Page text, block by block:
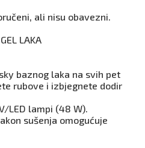
ali nisu obavezni.
LAKA
baznog laka na svih pet
rubove i izbjegnete dodir
LED lampi (48 W).
sušenja omogućuje